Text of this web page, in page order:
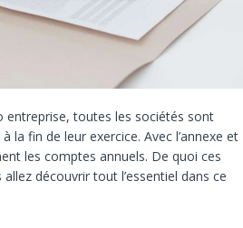
entreprise, toutes les sociétés sont
fin de leur exercice. Avec l’annexe et
les comptes annuels. De quoi ces
découvrir tout l’essentiel dans ce